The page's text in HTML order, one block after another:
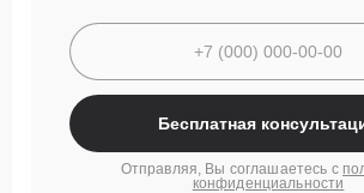
Бесплатная
Отправляя, Вы соглашаетесь с
конфиденциальности